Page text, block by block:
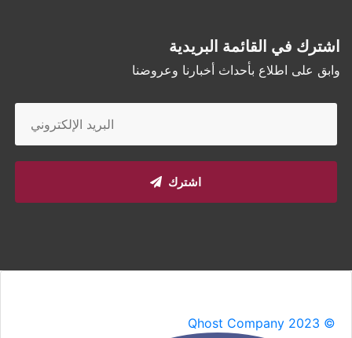
اشترك في القائمة البريدية
وابق على اطلاع بأحداث أخبارنا وعروضنا
اشترك
Qhost Company 2023 ©